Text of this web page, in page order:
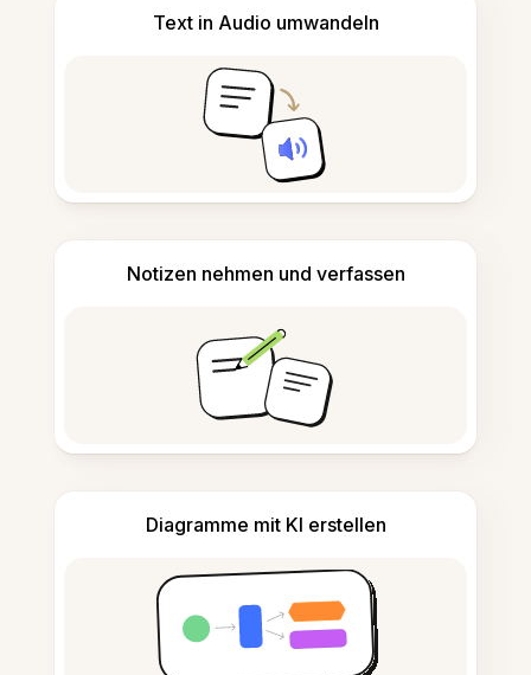
Text in Audio umwandeln
Notizen nehmen und verfassen
Diagramme mit KI erstellen